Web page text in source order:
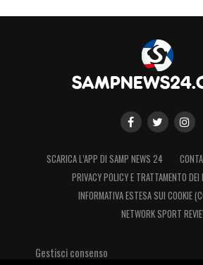
SCARICA L’APP DI SAMP NEWS 24
PRIVACY POLICY E TRATTAMENTO DEI
INFORMATIVA ESTESA SUI COOKIE
NETWORK SPORT
Gestisci consenso